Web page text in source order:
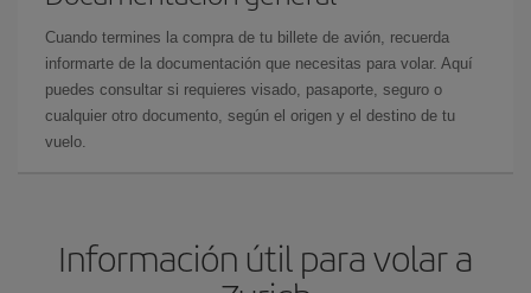
Cuando termines la compra de tu billete de avión, recuerda
informarte de la documentación que necesitas para volar. Aquí
puedes consultar si requieres visado, pasaporte, seguro o
cualquier otro documento, según el origen y el destino de tu
vuelo.
Información útil para volar a